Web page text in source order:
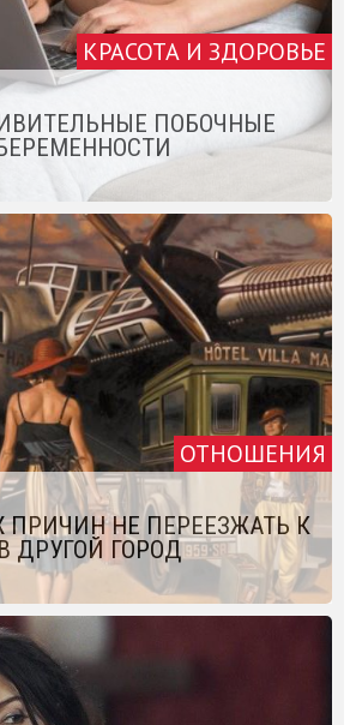
КРАСОТА И ЗДОРОВЬЕ
ПОБОЧНЫЕ
ОТНОШЕНИЯ
ПРИЧИН НЕ ПЕРЕЕЗЖАТЬ К
ДРУГОЙ ГОРОД